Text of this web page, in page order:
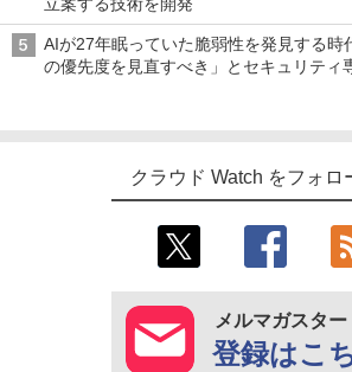
立案する技術を開発
AIが27年眠っていた脆弱性を発見する
の優先度を見直すべき」とセキュリティ
クラウド Watch をフォロ
メルマガスター
登録はこ